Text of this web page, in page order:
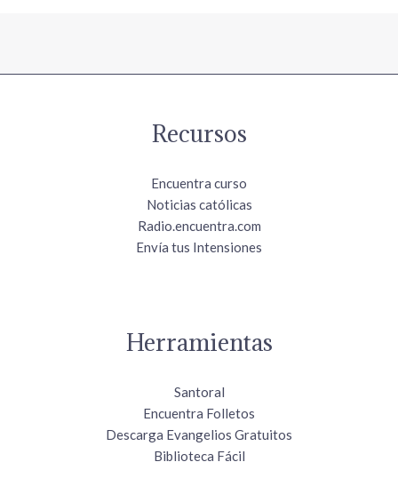
Recursos
Encuentra curso
Noticias católicas
Radio.encuentra.com
Envía tus Intensiones
Herramientas
Santoral
Encuentra Folletos
Descarga Evangelios Gratuitos
Biblioteca Fácil